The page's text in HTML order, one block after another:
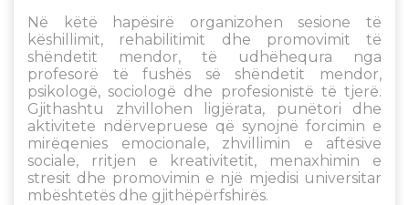
Në këtë hapësirë organizohen sesione të
këshillimit, rehabilitimit dhe promovimit të
shëndetit mendor, të udhëhequra nga
profesorë të fushës së shëndetit mendor,
psikologë, sociologë dhe profesionistë të tjerë.
Gjithashtu zhvillohen ligjërata, punëtori dhe
aktivitete ndërvepruese që synojnë forcimin e
mirëqenies emocionale, zhvillimin e aftësive
sociale, rritjen e kreativitetit, menaxhimin e
stresit dhe promovimin e një mjedisi universitar
mbështetës dhe gjithëpërfshirës.